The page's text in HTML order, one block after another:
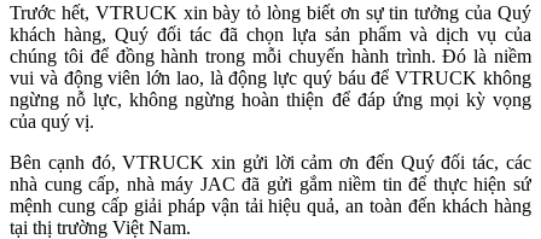
Trước hết, VTRUCK xin bày tỏ lòng biết ơn sự tin tưởng của Quý
khách hàng, Quý đối tác đã chọn lựa sản phẩm và dịch vụ của
chúng tôi để đồng hành trong mỗi chuyến hành trình. Đó là niềm
vui và động viên lớn lao, là động lực quý báu để VTRUCK không
ngừng nỗ lực, không ngừng hoàn thiện để đáp ứng mọi kỳ vọng
của quý vị.
Bên cạnh đó, VTRUCK xin gửi lời cảm ơn đến Quý đối tác, các
nhà cung cấp, nhà máy JAC đã gửi gắm niềm tin để thực hiện sứ
mệnh cung cấp giải pháp vận tải hiệu quả, an toàn đến khách hàng
tại thị trường Việt Nam.